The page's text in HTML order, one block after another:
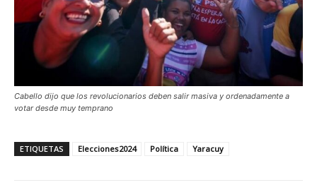
Cabello dijo que los revolucionarios deben salir masiva y ordenadamente a
votar desde muy temprano
ETIQUETAS Elecciones2024 Política Yaracuy